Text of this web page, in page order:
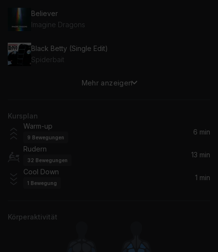
Believer
Imagine Dragons
Black Betty (Single Edit)
Spiderbait
Kingdom (feat. Raphaella)
Voices Original Mix
Pelari
yes, and?
Ariana Grande
Mehr anzeigen
Kursplan
Warm-up
9 Bewegungen
6 min
Rudern
32 Bewegungen
13 min
Cool Down
1 Bewegung
1 min
Körperaktivität